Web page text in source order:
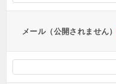
メール（公開されません）